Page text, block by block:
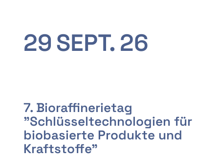
29SEPT. 26
7. Bioraffinerietag
"Schlüsseltechnologien für
biobasierte Produkte und
Kraftstoffe"